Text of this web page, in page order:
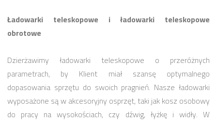
Ładowarki teleskopowe i ładowarki teleskopowe
obrotowe
Dzierżawimy ładowarki teleskopowe o przeróżnych
parametrach, by Klient miał szansę optymalnego
dopasowania sprzętu do swoich pragnień. Nasze ładowarki
wyposażone są w akcesoryjny osprzęt, taki jak kosz osobowy
do pracy na wysokościach, czy dźwig, łyżkę i widły. W